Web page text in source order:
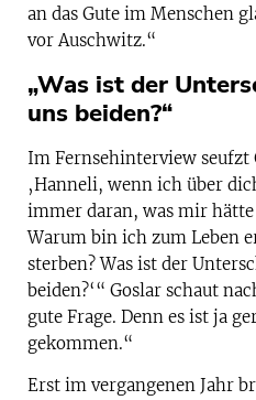
an das Gute im Menschen
vor Auschwitz.“
„Was ist der
uns beiden?“
Im Fernsehinterview seufzt
‚Hanneli, wenn ich über
immer daran, was mir hätte
Warum bin ich zum Leben
sterben? Was ist der
beiden?‘“ Goslar schaut
gute Frage. Denn es ist ja
gekommen.“
Erst im vergangenen Jahr